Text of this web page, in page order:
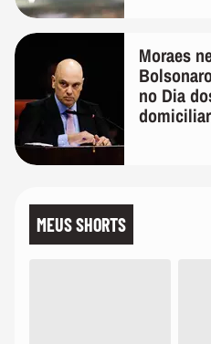
Moraes
no Dia
domiciliar
MEUS SHORTS